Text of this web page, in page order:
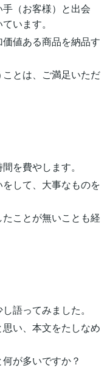
（お客様）と出会
います。
値ある商品を納品す
とは、ご満足いただ
を費やします。
して、大事なものを
ことが無いことも経
語ってみました。
い、本文をたしなめ
が多いですか？